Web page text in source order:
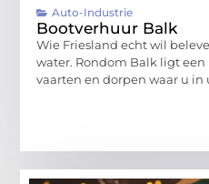
Auto-Industrie
Bootverhuur Balk
Wie Friesland echt wil
water. Rondom Balk ligt
vaarten en dorpen waar u in